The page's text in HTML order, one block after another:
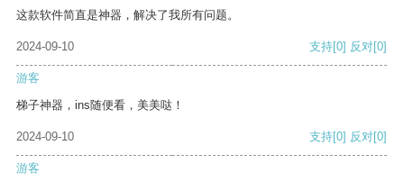
这款软件简直是神器，解决了我所有问题。
2024-09-10 支持[0] 反对[0]
游客
梯子神器，ins随便看，美美哒！
2024-09-10 支持[0] 反对[0]
游客